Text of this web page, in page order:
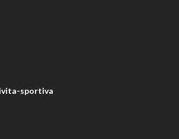
sportiva